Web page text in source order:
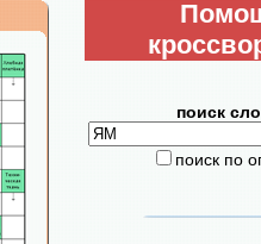
поиск
поиск по